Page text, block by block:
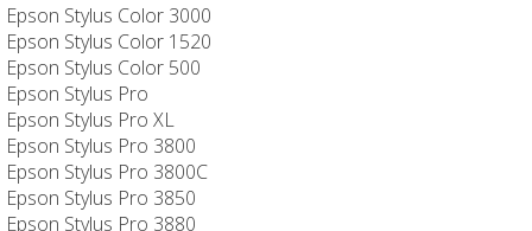
Epson Stylus Color 3000
Epson Stylus Color 1520
Epson Stylus Color 500
Epson Stylus Pro
Epson Stylus Pro XL
Epson Stylus Pro 3800
Epson Stylus Pro 3800C
Epson Stylus Pro 3850
Epson Stylus Pro 3880